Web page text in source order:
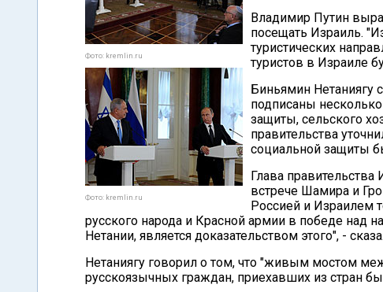
Фото: kremlin.ru
Фото: kremlin.ru
Владимир Путин
посещать Израиль.
туристических
туристов в Израиле
Биньямин Нетаниягу
подписаны
защиты, сельского
правительства
социальной защиты
Глава правительства
встрече Шамира и
Россией и Израилем
русского народа и Красной армии в победе над
Нетании, является доказательством этого", -
Нетаниягу говорил о том, что "живым мостом
русскоязычных граждан, приехавших из стран